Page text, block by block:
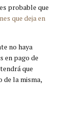
probable que
que deja en
no haya
en pago de
que
de la misma,